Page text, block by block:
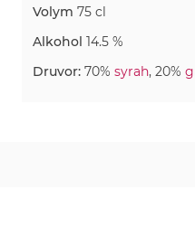
Volym 75 cl
Alkohol 14.5 %
Druvor: 70% syrah, 20%